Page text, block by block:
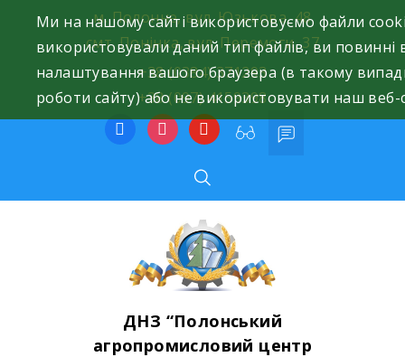
м. Полонне, вул. Юзькова, 48
смт. Понінка, вул. Перемоги, 37
+38 (0384) 371293
+38 (097) 4159398
facebookinstagramyoutube
ДНЗ “Полонський
агропромисловий центр
Ми на нашому сайті використовуємо файли
використовували даний тип файлів, ви
налаштування вашого браузера (в такому
роботи сайту) або не використовувати наш веб-